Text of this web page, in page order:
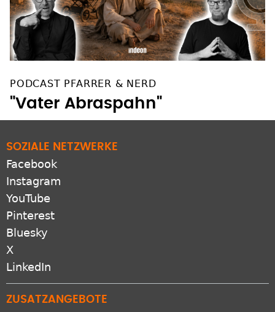
PODCAST PFARRER & NERD
"Vater Abraspahn"
SOZIALE NETZWERKE
Facebook
Instagram
YouTube
Pinterest
Bluesky
X
LinkedIn
ZUSATZANGEBOTE